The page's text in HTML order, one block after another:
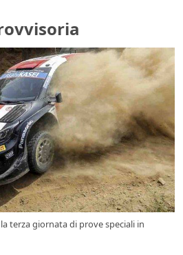
terza giornata di prove speciali in